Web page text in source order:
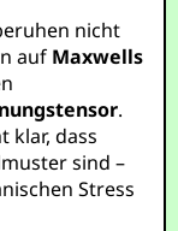
nicht
auf Maxwells
.
klar, dass
sind –
Stress